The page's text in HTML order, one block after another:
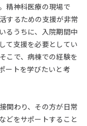
精神科医療の現場で
するための支援が非常
るうちに、入院期間中
て支援を必要としてい
こで、病棟での経験を
ートを学びたいと考
関わり、その方が日常
どをサポートすること